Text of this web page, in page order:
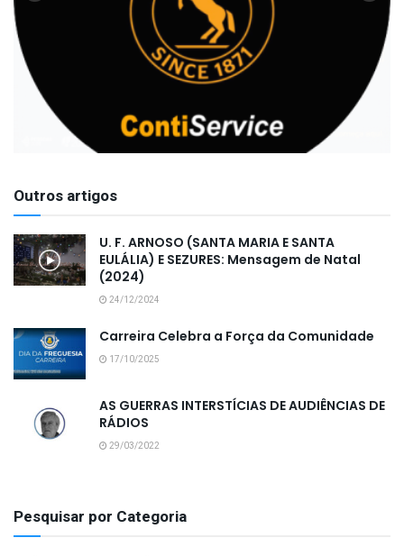
Outros artigos
U. F. ARNOSO (SANTA MARIA E SANTA
EULÁLIA) E SEZURES: Mensagem de Natal
(2024)
24/12/2024
Carreira Celebra a Força da Comunidade
17/10/2025
AS GUERRAS INTERSTÍCIAS DE AUDIÊNCIAS DE
RÁDIOS
29/03/2022
Pesquisar por Categoria